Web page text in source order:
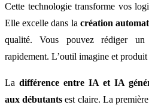
Cette technologie transforme vos
Elle excelle dans la création
qualité. Vous pouvez rédiger
rapidement. L’outil imagine et
La différence entre IA et IA
aux débutants est claire. La